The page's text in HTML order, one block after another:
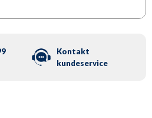
Kontakt
kundeservice